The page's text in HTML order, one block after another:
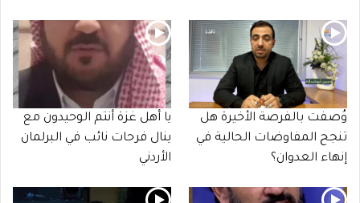
وُصفت بالفرصة الأخيرة هل
تنجح المفاوضات الحالية في
إنهاء العدوان؟
يا أهل غزة أنتم الوحيدون مع
ينال فرحات نائب في البرلمان
الأردني